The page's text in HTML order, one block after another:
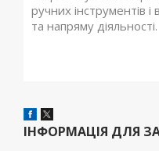
ручних інструментів
та напряму діяльності.
ІНФОРМАЦІЯ ДЛЯ